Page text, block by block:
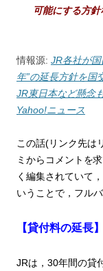
可能にする方
情報源: JR各社が
年”の延長方針を
JR東日本など懸念
Yahoo!ニュース
この話(リンク先は
ミからコメントを
く編集されていて
いうことで，フル
【貸付料の延長】
JRは，30年間の貸